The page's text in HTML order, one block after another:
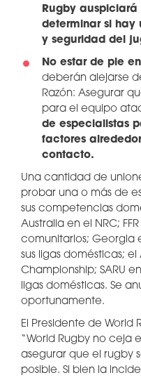
Rugby auspiciará
determinar si hay
y seguridad del
No estar de pie
deberán alejarse
Razón: Asegurar
para el equipo
de especialistas
factores
contacto.
Una cantidad de
probar una o más de
sus competencias
Australia en el NRC;
comunitarios; Georgia
sus ligas domésticas;
Championship; SARU
ligas domésticas. Se
oportunamente.
El Presidente de World
“World Rugby no ceja
asegurar que el rugby
posible. Si bien la